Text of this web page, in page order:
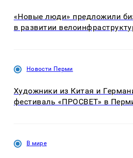
«Новые люди» предложили
в развитии
Новости Перми
Художники из Китая и
фестиваль «ПРОСВЕТ» в
В мире